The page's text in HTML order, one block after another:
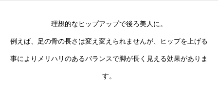
理想的なヒップアップで後ろ美人に。
例えば、足の骨の長さは変え変えられませんが、ヒップを上げる
事によりメリハリのあるバランスで脚が長く見える効果がありま
す。